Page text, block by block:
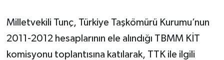
Milletvekili Tunç, Türkiye Taşkömürü Kurumu’nun
2011-2012 hesaplarının ele alındığı TBMM KİT
komisyonu toplantısına katılarak, TTK ile ilgili